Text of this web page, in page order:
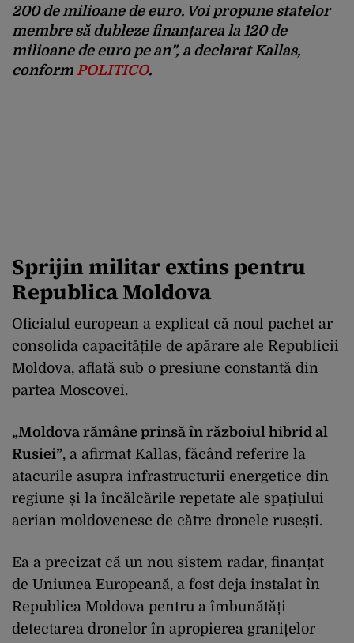
200 de milioane de euro. Voi propune statelor
membre să dubleze finanțarea la 120 de
milioane de euro pe an”, a declarat Kallas,
conform POLITICO.
Sprijin militar extins pentru
Republica Moldova
Oficialul european a explicat că noul pachet ar
consolida capacitățile de apărare ale Republicii
Moldova, aflată sub o presiune constantă din
partea Moscovei.
„Moldova rămâne prinsă în războiul hibrid al
Rusiei”, a afirmat Kallas, făcând referire la
atacurile asupra infrastructurii energetice din
regiune și la încălcările repetate ale spațiului
aerian moldovenesc de către dronele rusești.
Ea a precizat că un nou sistem radar, finanțat
de Uniunea Europeană, a fost deja instalat în
Republica Moldova pentru a îmbunătăți
detectarea dronelor în apropierea granițelor